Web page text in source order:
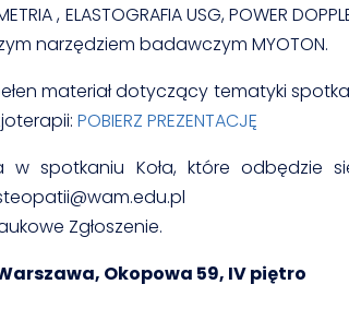
, ELASTOGRAFIA USG, POWER
narzędziem badawczym MYOTON.
materiał dotyczący tematyki
POBIERZ PREZENTACJĘ
spotkaniu Koła, które odbędzie
Zgłoszenie.
Okopowa 59, IV piętro